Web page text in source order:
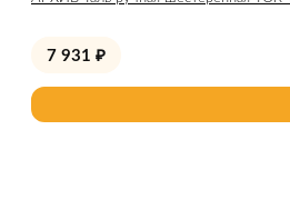
7 931 ₽